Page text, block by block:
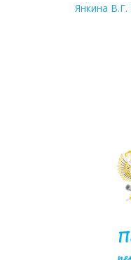
Янкина